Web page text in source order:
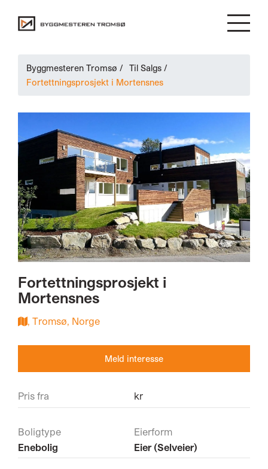
Byggmesteren Tromsø / Til Salgs /
Fortettningsprosjekt i Mortensnes
Fortettningsprosjekt i
Mortensnes
, Tromsø, Norge
Meld interesse
Pris fra kr
Boligtype
Enebolig
Eierform
Eier (Selveier)